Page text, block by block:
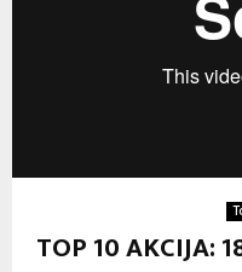
TOP 10 AKCIJA: